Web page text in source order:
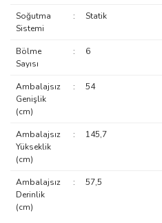
Soğutma
Sistemi
: Statik
Bölme
Sayısı
: 6
Ambalajsız
Genişlik
(cm)
: 54
Ambalajsız
Yükseklik
(cm)
: 145,7
Ambalajsız
Derinlik
(cm)
: 57,5